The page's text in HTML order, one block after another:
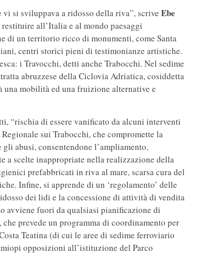
si sviluppava a ridosso della riva”, scrive Ebe
all’Italia e al mondo paesaggi
di un territorio ricco di monumenti, come Santa
centri storici pieni di testimonianze artistiche.
i Travocchi, detti anche Trabocchi. Nel sedime
abruzzese della Ciclovia Adriatica, cosiddetta
una mobilità ed una fruizione alternative e
“rischia di essere vanificato da alcuni interventi
sui Trabocchi, che compromette la
abusi, consentendone l’ampliamento,
a scelte inappropriate nella realizzazione della
prefabbricati in riva al mare, scarsa cura del
Infine, si apprende di un ‘regolamento’ delle
dei lidi e la concessione di attività di vendita
avviene fuori da qualsiasi pianificazione di
prevede un programma di coordinamento per
Teatina (di cui le aree di sedime ferroviario
opposizioni all’istituzione del Parco